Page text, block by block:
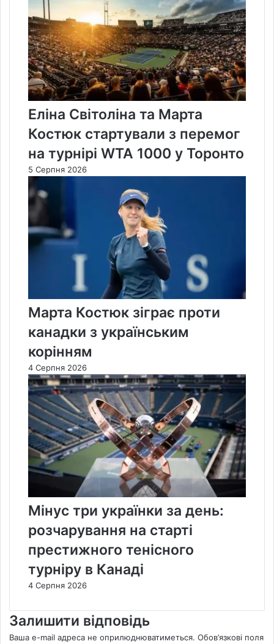
Еліна Світоліна та Марта
Костюк стартували з перемог
на турнірі WTA 1000 у Торонто
5 Серпня 2026
Марта Костюк зіграє проти
канадки з українським
корінням
4 Серпня 2026
Мінус три українки за день:
розчарування на старті
престижного тенісного
турніру в Канаді
4 Серпня 2026
Залишити відповідь
Ваша e-mail адреса не оприлюднюватиметься. Обов’язкові поля